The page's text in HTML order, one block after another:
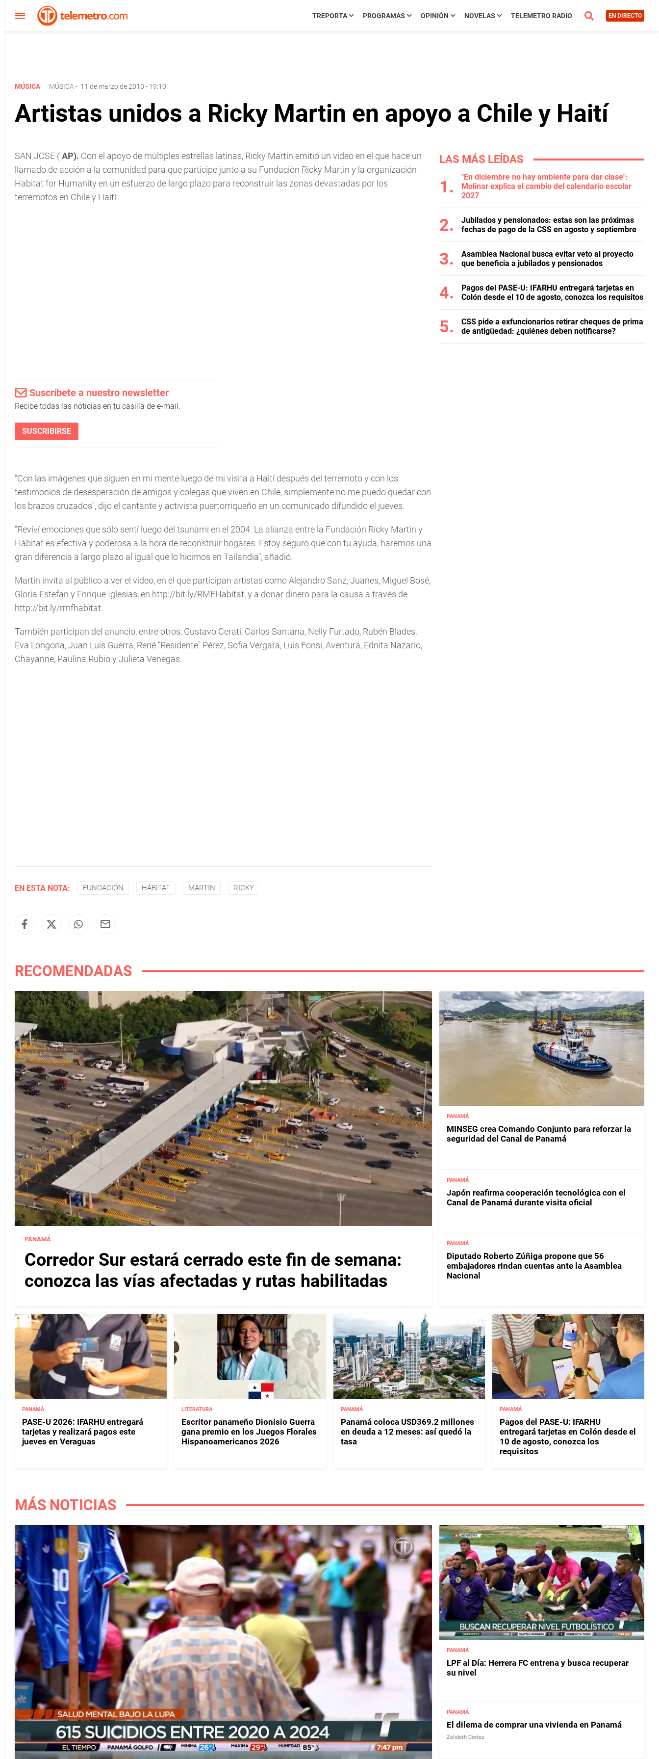
TREPORTA PROGRAMAS OPINIÓN NOVELAS TELEMETRO RADIO EN DIRECTO
MÚSICA MÚSICA - 11 de marzo de 2010 - 19:10
Artistas unidos a Ricky Martin en apoyo a Chile y Haití
SAN JOSE (AP). Con el apoyo de múltiples estrellas latinas, Ricky Martin emitió un video en el que hace un
llamado de acción a la comunidad para que participe junto a su Fundación Ricky Martin y la organización
Habitat for Humanity en un esfuerzo de largo plazo para reconstruir las zonas devastadas por los
terremotos en Chile y Haití.
Suscríbete a nuestro newsletter
Recibe todas las noticias en tu casilla de e-mail.
SUSCRIBIRSE
"Con las imágenes que siguen en mi mente luego de mi visita a Haití después del terremoto y con los
testimonios de desesperación de amigos y colegas que viven en Chile, simplemente no me puedo quedar con
los brazos cruzados", dijo el cantante y activista puertorriqueño en un comunicado difundido el jueves.
"Reviví emociones que sólo sentí luego del tsunami en el 2004. La alianza entre la Fundación Ricky Martin y
Hábitat es efectiva y poderosa a la hora de reconstruir hogares. Estoy seguro que con tu ayuda, haremos una
gran diferencia a largo plazo al igual que lo hicimos en Tailandia", añadió.
Martin invita al público a ver el video, en el que participan artistas como Alejandro Sanz, Juanes, Miguel Bosé,
Gloria Estefan y Enrique Iglesias, en http://bit.ly/RMFHabitat, y a donar dinero para la causa a través de
http://bit.ly/rmfhabitat.
También participan del anuncio, entre otros, Gustavo Cerati, Carlos Santana, Nelly Furtado, Rubén Blades,
Eva Longoria, Juan Luis Guerra, René "Residente" Pérez, Sofía Vergara, Luis Fonsi, Aventura, Ednita Nazario,
Chayanne, Paulina Rubio y Julieta Venegas.
EN ESTA NOTA: FUNDACIÓN HÁBITAT MARTIN RICKY
LAS MÁS LEÍDAS
"En diciembre no hay ambiente para dar clase":
Molinar explica el cambio del calendario escolar
2027
Jubilados y pensionados: estas son las próximas
fechas de pago de la CSS en agosto y septiembre
Asamblea Nacional busca evitar veto al proyecto
que beneficia a jubilados y pensionados
Pagos del PASE-U: IFARHU entregará tarjetas en
Colón desde el 10 de agosto, conozca los requisitos
CSS pide a exfuncionarios retirar cheques de prima
de antigüedad: ¿quiénes deben notificarse?
RECOMENDADAS
PANAMÁ
Corredor Sur estará cerrado este fin de semana:
conozca las vías afectadas y rutas habilitadas
PANAMÁ
MINSEG crea Comando Conjunto para reforzar la
seguridad del Canal de Panamá
PANAMÁ
Japón reafirma cooperación tecnológica con el
Canal de Panamá durante visita oficial
PANAMÁ
Diputado Roberto Zúñiga propone que 56
embajadores rindan cuentas ante la Asamblea
Nacional
PANAMÁ
PASE-U 2026: IFARHU entregará
tarjetas y realizará pagos este
jueves en Veraguas
LITERATURA
Escritor panameño Dionisio Guerra
gana premio en los Juegos Florales
Hispanoamericanos 2026
PANAMÁ
Panamá coloca USD369.2 millones
en deuda a 12 meses: así quedó la
tasa
PANAMÁ
Pagos del PASE-U: IFARHU
entregará tarjetas en Colón desde el
10 de agosto, conozca los
requisitos
MÁS NOTICIAS
PANAMÁ
LPF al Día: Herrera FC entrena y busca recuperar
su nivel
PANAMÁ
El dilema de comprar una vivienda en Panamá
Zelideth Cortez